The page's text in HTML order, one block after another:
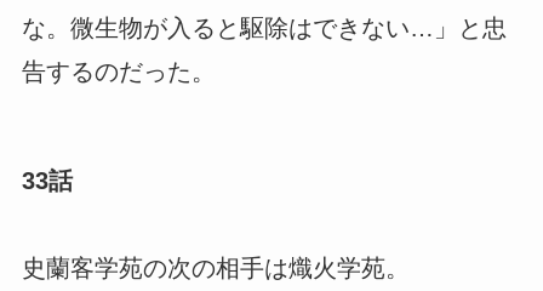
な。微生物が入ると駆除はできない…」と忠
告するのだった。
33話
史蘭客学苑の次の相手は熾火学苑。